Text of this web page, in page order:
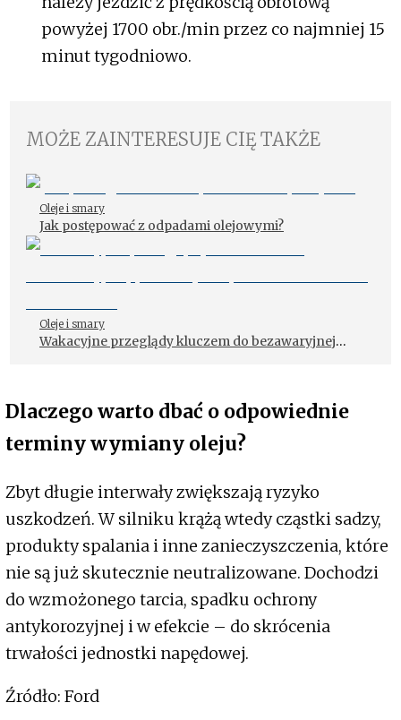
powyżej 1700 obr./min przez co najmniej 15
minut tygodniowo.
MOŻE ZAINTERESUJE CIĘ TAKŻE
Oleje i smary
Jak postępować z odpadami olejowymi?
Oleje i smary
Wakacyjne przeglądy kluczem do bezawaryjnej
Dlaczego warto dbać o odpowiednie
terminy wymiany oleju?
Zbyt długie interwały zwiększają ryzyko
uszkodzeń. W silniku krążą wtedy cząstki sadzy,
produkty spalania i inne zanieczyszczenia, które
nie są już skutecznie neutralizowane. Dochodzi
do wzmożonego tarcia, spadku ochrony
antykorozyjnej i w efekcie – do skrócenia
trwałości jednostki napędowej.
Źródło: Ford